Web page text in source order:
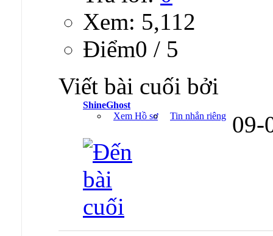
Xem: 5,112
Ðiểm0 / 5
Viết bài cuối bởi
ShineGhost
Xem Hồ sơ
Tin nhắn riêng 09-